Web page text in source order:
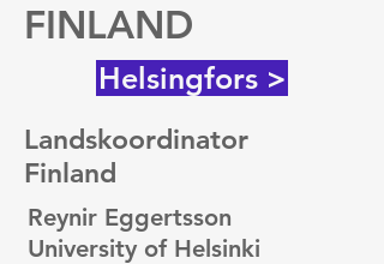
FINLAND
Helsingfors >
Landskoordinator
Finland
Reynir Eggertsson
University of Helsinki